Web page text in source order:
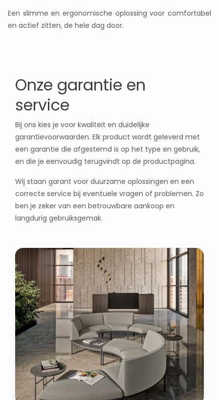
Een slimme en ergonomische oplossing voor comfortabel
en actief zitten, de hele dag door.
Onze garantie en
service
Bij ons kies je voor kwaliteit en duidelijke
garantievoorwaarden. Elk product wordt geleverd met
een garantie die afgestemd is op het type en gebruik,
en die je eenvoudig terugvindt op de productpagina.
Wij staan garant voor duurzame oplossingen en een
correcte service bij eventuele vragen of problemen. Zo
ben je zeker van een betrouwbare aankoop en
langdurig gebruiksgemak.